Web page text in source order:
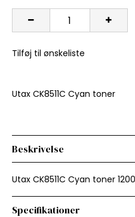
Tilføj til ønskeliste
Utax CK8511C Cyan toner
Beskrivelse
Utax CK8511C Cyan toner
Specifikationer